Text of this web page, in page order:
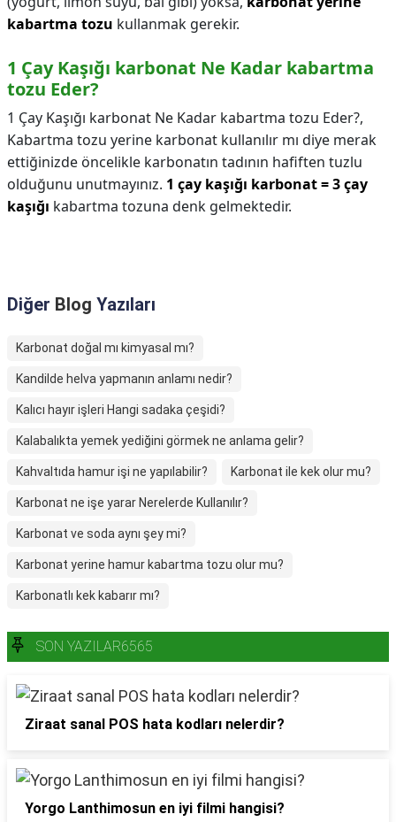
kabartma tozu kullanmak gerekir.
1 Çay Kaşığı karbonat Ne Kadar kabartma
tozu Eder?
1 Çay Kaşığı karbonat Ne Kadar kabartma tozu Eder?,
Kabartma tozu yerine karbonat kullanılır mı diye merak
ettiğinizde öncelikle karbonatın tadının hafiften tuzlu
olduğunu unutmayınız. 1 çay kaşığı karbonat = 3 çay
kaşığı kabartma tozuna denk gelmektedir.
Diğer Blog Yazıları
Karbonat doğal mı kimyasal mı?
Kandilde helva yapmanın anlamı nedir?
Kalıcı hayır işleri Hangi sadaka çeşidi?
Kalabalıkta yemek yediğini görmek ne anlama gelir?
Kahvaltıda hamur işi ne yapılabilir? Karbonat ile kek olur mu?
Karbonat ne işe yarar Nerelerde Kullanılır?
Karbonat ve soda aynı şey mi?
Karbonat yerine hamur kabartma tozu olur mu?
Karbonatlı kek kabarır mı?
SON YAZILAR6565
Ziraat sanal POS hata kodları nelerdir?
Yorgo Lanthimosun en iyi filmi hangisi?